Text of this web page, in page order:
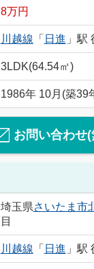
8万円
川越線 「 日進 」駅
3LDK(64.54㎡)
1986年 10月(築39
お問い合わせ(
埼玉県さいたま市
目
川越線 「 日進 」駅